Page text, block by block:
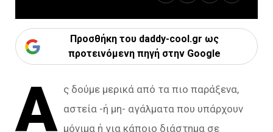
Προσθήκη του daddy-cool.gr ως
προτεινόμενη πηγή στην Google
Α ς δούμε μερικά από τα πιο παράξενα,
αστεία -ή μη- αγάλματα που υπάρχουν
μόνιμα ή για κάποιο διάστημα σε